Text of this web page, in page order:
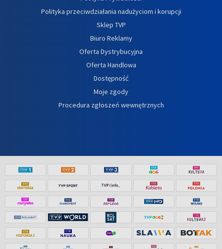
Polityka przeciwdziałania nadużyciom i korupcji
Sklep TVP
Biuro Reklamy
Oferta Dystrybucyjna
Oferta Handlowa
Dostępność
Moje zgody
Procedura zgłoszeń wewnętrznych